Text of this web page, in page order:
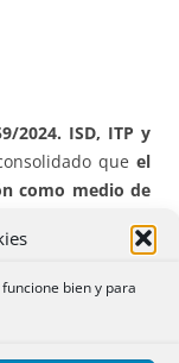
bien y para
2024. ISD, ITP y
que el
como medio de
se permita el